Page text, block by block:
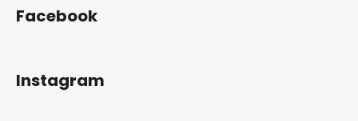
Facebook
Instagram